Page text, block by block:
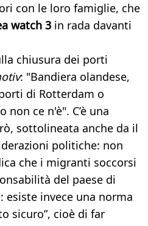
con le loro famiglie, che
watch 3 in rada davanti
chiusura dei porti
: "Bandiera olandese,
di Rotterdam o
ce n'è". C’è una
sottolineata anche da il
politiche: non
che i migranti soccorsi
del paese di
esiste invece una norma
sicuro”, cioè di far